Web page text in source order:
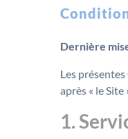
Dernière
Les
après « le Site
1.